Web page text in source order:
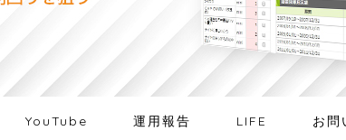
YouTube 運用報告 LIFE お問